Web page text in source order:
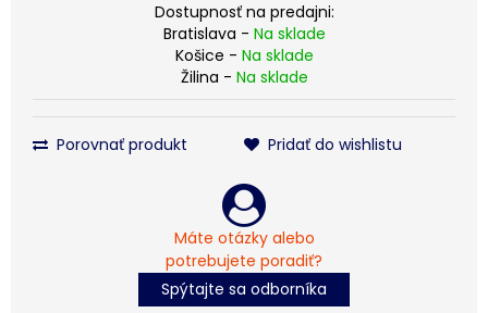
Dostupnosť na predajni:
Bratislava - Na sklade
Košice - Na sklade
Žilina - Na sklade
Porovnať produkt Pridať do wishlistu
Máte otázky alebo
potrebujete poradiť?
Spýtajte sa odborníka